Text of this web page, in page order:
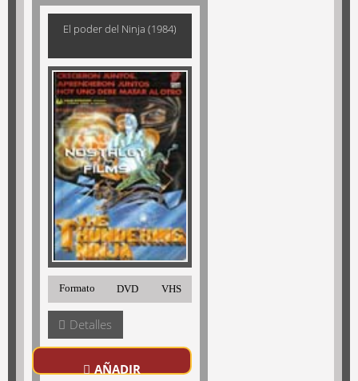
El poder del Ninja (1984)
Formato DVD VHS
Detalles
AÑADIR